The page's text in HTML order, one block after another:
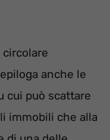
circolare
anche le
cui può scattare
immobili che alla